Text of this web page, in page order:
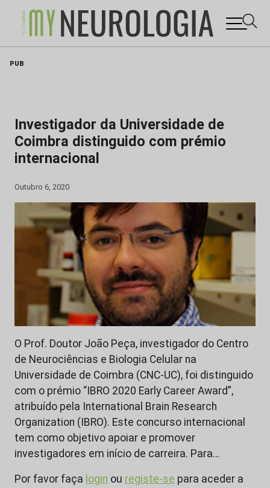
PUB
Investigador da Universidade de
Coimbra distinguido com prémio
internacional
Outubro 6, 2020
O Prof. Doutor João Peça, investigador do Centro
de Neurociências e Biologia Celular na
Universidade de Coimbra (CNC-UC), foi distinguido
com o prémio “IBRO 2020 Early Career Award”,
atribuído pela International Brain Research
Organization (IBRO). Este concurso internacional
tem como objetivo apoiar e promover
investigadores em início de carreira. Para…
Por favor faça login ou registe-se para aceder a